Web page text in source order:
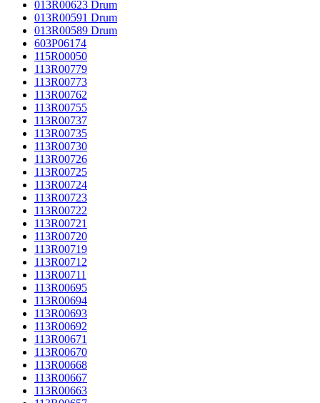
013R00623 Drum
013R00591 Drum
013R00589 Drum
603P06174
115R00050
113R00779
113R00773
113R00762
113R00755
113R00737
113R00735
113R00730
113R00726
113R00725
113R00724
113R00723
113R00722
113R00721
113R00720
113R00719
113R00712
113R00711
113R00695
113R00694
113R00693
113R00692
113R00671
113R00670
113R00668
113R00667
113R00663